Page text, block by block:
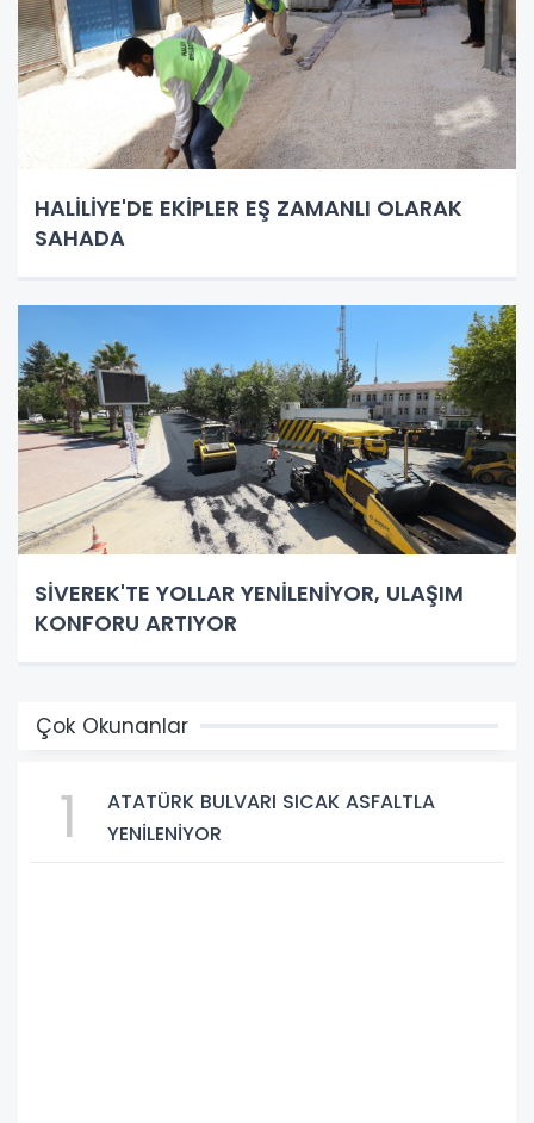
HALİLİYE'DE EKİPLER EŞ ZAMANLI OLARAK
SAHADA
SİVEREK'TE YOLLAR YENİLENİYOR, ULAŞIM
KONFORU ARTIYOR
Çok Okunanlar
1
ATATÜRK BULVARI SICAK ASFALTLA
YENİLENİYOR